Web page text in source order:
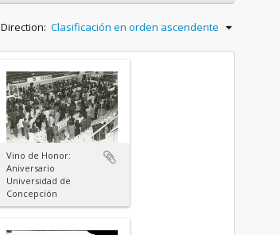
Direction: Clasificación en orden ascendente
Vino de Honor:
Aniversario
Universidad de
Concepción